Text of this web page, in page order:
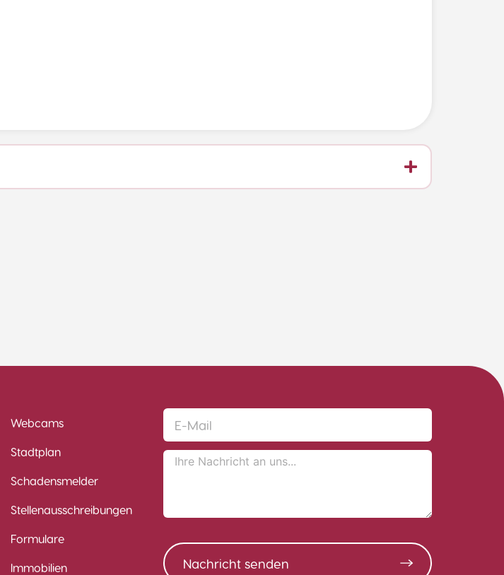
Webcams
Stadtplan
Schadensmelder
Stellenausschreibungen
Formulare
Immobilien Nachricht senden